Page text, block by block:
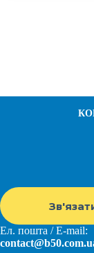
Ел. пошта / E-mail: